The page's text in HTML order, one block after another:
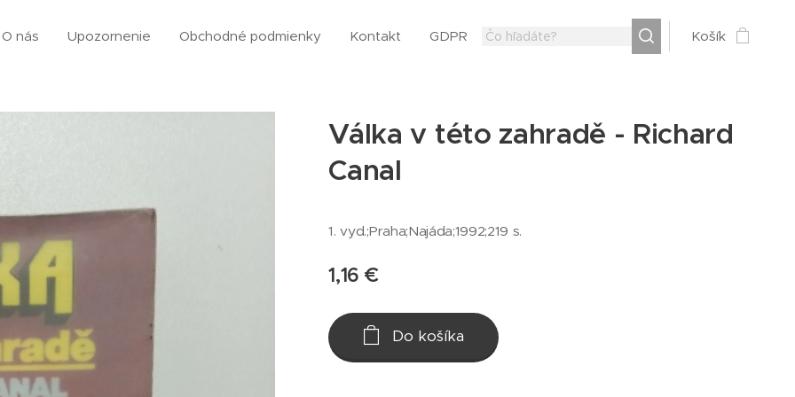
O nás Upozornenie Obchodné podmienky Kontakt GDPR Košík
Válka v této zahradě - Richard
Canal
1. vyd.;Praha;Najáda;1992;219 s.
1,16 €
Do košíka